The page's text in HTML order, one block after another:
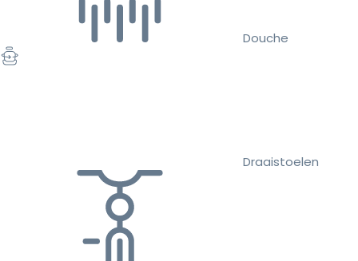
Douche
Draaistoelen